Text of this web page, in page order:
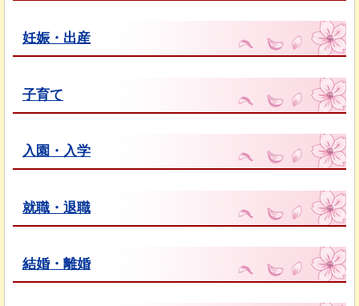
妊娠・出産
子育て
入園・入学
就職・退職
結婚・離婚